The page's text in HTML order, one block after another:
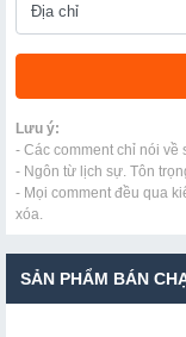
Lưu ý:
- Các comment chỉ nói về
- Ngôn từ lịch sự. Tôn
- Mọi comment đều qua
xóa.
SẢN PHẨM BÁN